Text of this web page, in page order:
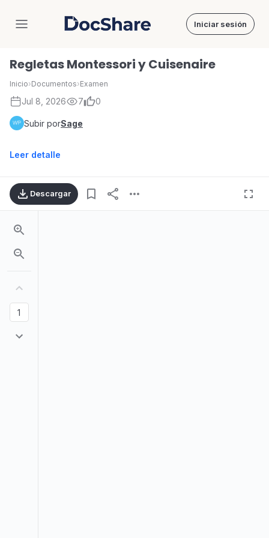
DocShare Iniciar sesión
Regletas Montessori y Cuisenaire
Inicio›Documentos›Examen
Jul 8, 2026 7 0
Subir porSage
Leer detalle
Descargar